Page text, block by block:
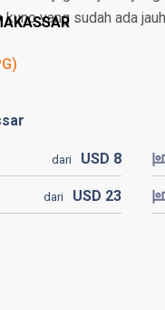
yang sudah ada
dari USD 8
dari USD 23